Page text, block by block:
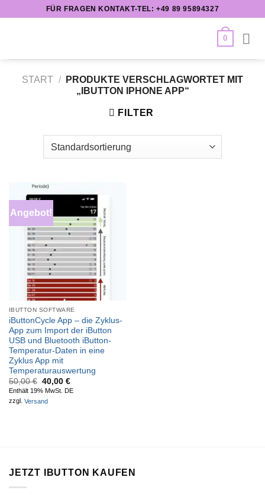
FÜR FRAGEN KONTAKT-TEL: +49 89 95894327
0
START /
PRODUKTE VERSCHLAGWORTET MIT
„IBUTTON IPHONE APP“
FILTER
Angebot!
IBUTTON SOFTWARE
iButtonCycle App – die Zyklus-
App zum Import der iButton
USB und Bluetooth iButton-
Temperatur-Daten in eine
Zyklus App mit
Temperaturauswertung
50,00€ Ursprünglicher
Preis
50,00 €
40,00 €Aktueller
Preis
Enthält 19% MwSt. DE
zzgl. Versand
JETZT IBUTTON KAUFEN